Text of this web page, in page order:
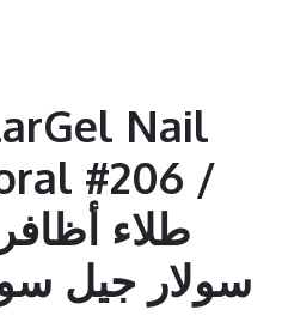
Nail
#206 /
طلاء
سولار جيل سو